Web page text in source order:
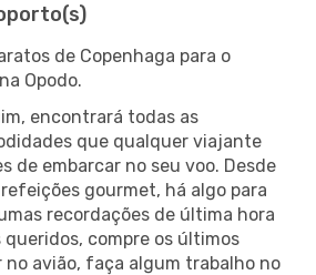
de Copenhaga para o
Opodo.
encontrará todas as
que qualquer viajante
de embarcar no seu voo. Desde
gourmet, há algo para
recordações de última hora
queridos, compre os últimos
no avião, faça algum trabalho no